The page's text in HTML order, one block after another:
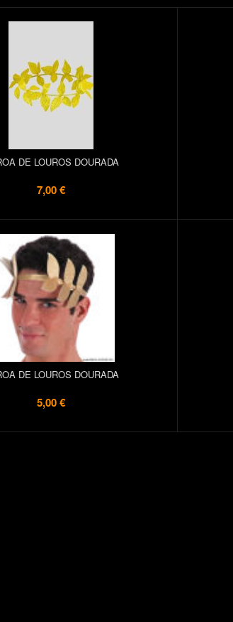
DE LOUROS DOURADA
7,00 €
DE LOUROS DOURADA
5,00 €